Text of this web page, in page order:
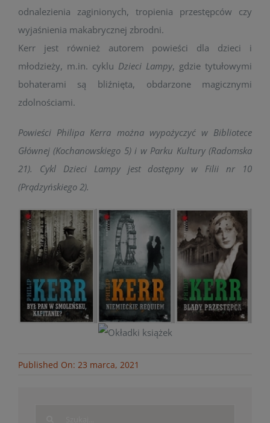
odnalezienia zaginionych, tropienia przestępców czy
wyjaśnienia makabrycznej zbrodni.
Kerr jest również autorem powieści dla dzieci i
młodzieży, m.in. cyklu Dzieci Lampy, gdzie tytułowymi
bohaterami są bliźnięta, obdarzone magicznymi
zdolnościami.
Powieści Philipa Kerra można wypożyczyć w Bibliotece
Głównej (Kochanowskiego 5) i w Parku Kultury (Radomska
21). Cykl Dzieci Lampy jest dostępny w Filii nr 10
(Prądzyńskiego 2).
Published On: 23 marca, 2021